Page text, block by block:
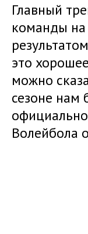
Главный
команды на
это
можно
сезоне нам
Волейбола